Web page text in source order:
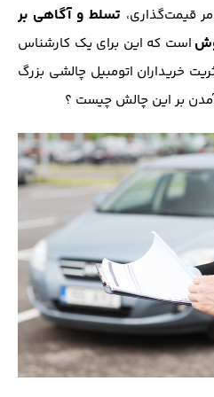
قیمت‌گذاری، تسلط و آگاهی بر
است که این برای یک کارشناس
خریداران اتومبیل چالشی بزرگ
آمدن بر این چالش چیست ؟